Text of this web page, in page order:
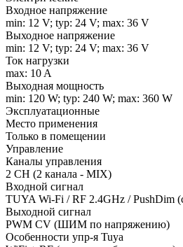
Входное напряжение
min: 12 V; typ: 24 V; max: 36 V
Выходное напряжение
min: 12 V; typ: 24 V; max: 36 V
Ток нагрузки
max: 10 A
Выходная мощность
min: 120 W; typ: 240 W; max: 360 W
Эксплуатационные
Место применения
Только в помещении
Управление
Каналы управления
2 CH (2 канала - MIX)
Входной сигнал
TUYA Wi-Fi / RF 2.4GHz / PushDim
Выходной сигнал
PWM СV (ШИМ по напряжению)
Особенности упр-я Tuya